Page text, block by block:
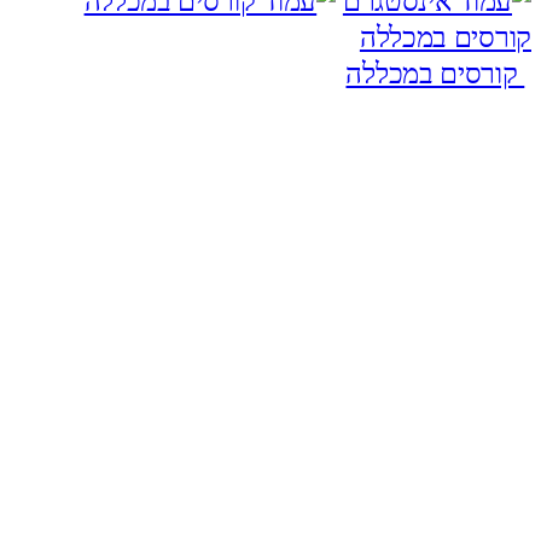
קורסים במכללה
קורסים במכללה